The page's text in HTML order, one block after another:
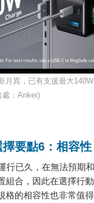
月異，已有支援最大
處：Anker)
要點6：相容性
行已久，在無法預期
組合，因此在選擇行
格的相容性也非常值